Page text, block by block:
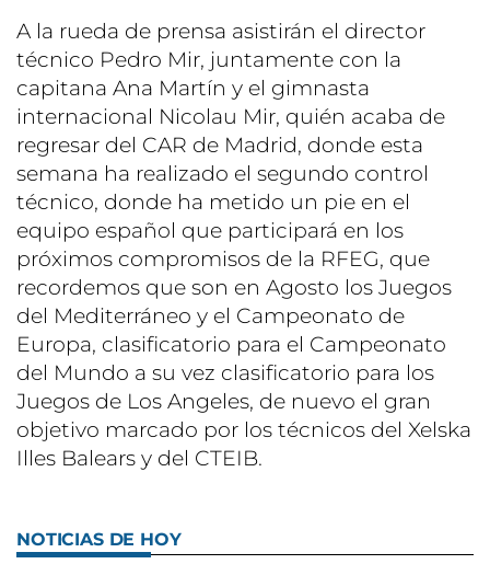
A la rueda de prensa asistirán el director
técnico Pedro Mir, juntamente con la
capitana Ana Martín y el gimnasta
internacional Nicolau Mir, quién acaba de
regresar del CAR de Madrid, donde esta
semana ha realizado el segundo control
técnico, donde ha metido un pie en el
equipo español que participará en los
próximos compromisos de la RFEG, que
recordemos que son en Agosto los Juegos
del Mediterráneo y el Campeonato de
Europa, clasificatorio para el Campeonato
del Mundo a su vez clasificatorio para los
Juegos de Los Angeles, de nuevo el gran
objetivo marcado por los técnicos del Xelska
Illes Balears y del CTEIB.
NOTICIAS DE HOY